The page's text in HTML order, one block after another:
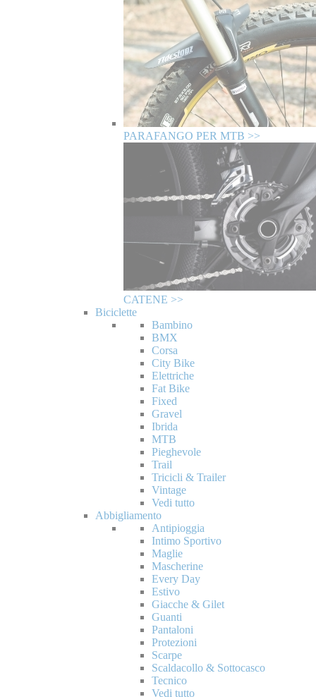
PARAFANGO PER MTB >>
CATENE >>
Biciclette
Bambino
BMX
Corsa
City Bike
Elettriche
Fat Bike
Fixed
Gravel
Ibrida
MTB
Pieghevole
Trail
Tricicli & Trailer
Vintage
Vedi tutto
Abbigliamento
Antipioggia
Intimo Sportivo
Maglie
Mascherine
Every Day
Estivo
Giacche & Gilet
Guanti
Pantaloni
Protezioni
Scarpe
Scaldacollo & Sottocasco
Tecnico
Vedi tutto